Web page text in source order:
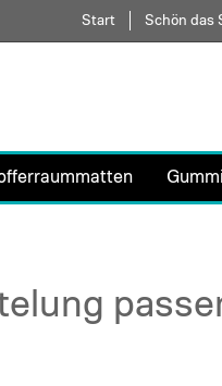
Start Schön das